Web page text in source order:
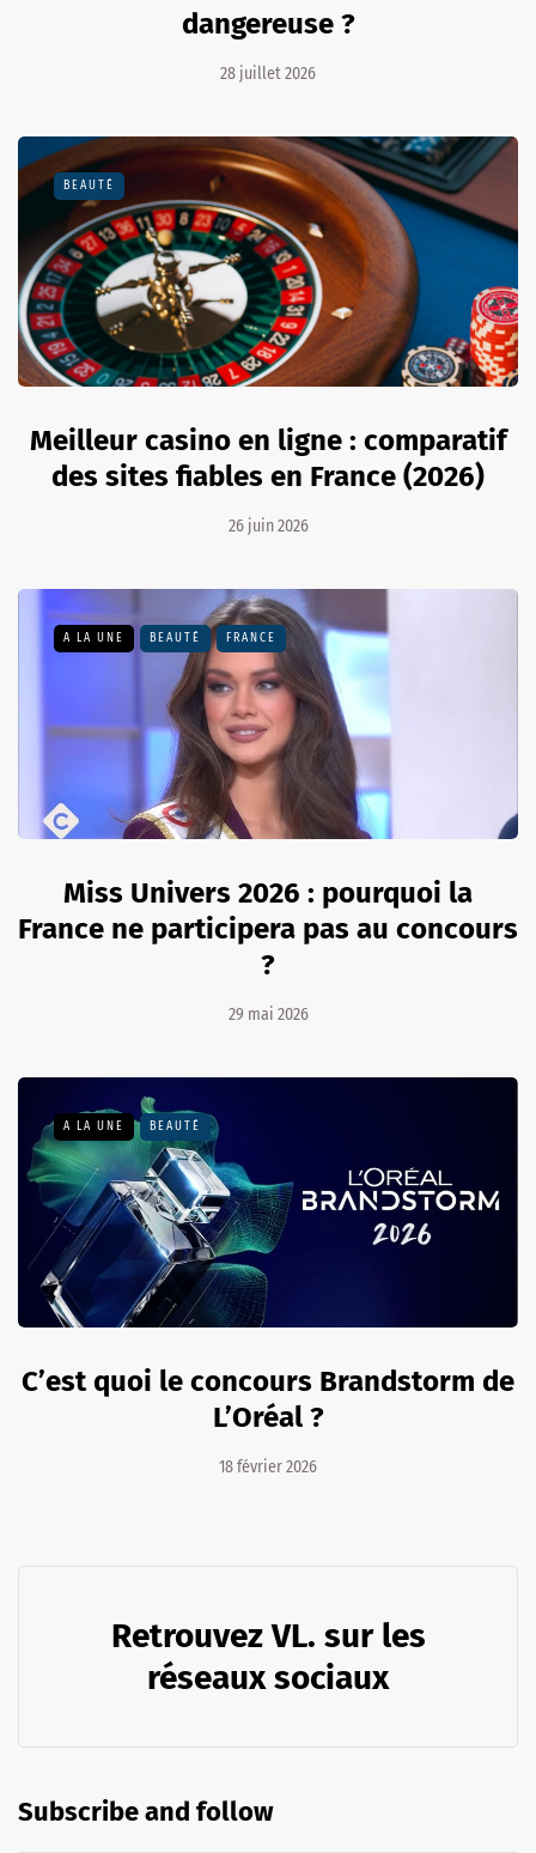
dangereuse ?
28 juillet 2026
BEAUTÉ
Meilleur casino en ligne : comparatif
des sites fiables en France (2026)
26 juin 2026
A LA UNE BEAUTÉ FRANCE
Miss Univers 2026 : pourquoi la
France ne participera pas au concours
?
29 mai 2026
A LA UNE BEAUTÉ
C’est quoi le concours Brandstorm de
L’Oréal ?
18 février 2026
Retrouvez VL. sur les
réseaux sociaux
Subscribe and follow